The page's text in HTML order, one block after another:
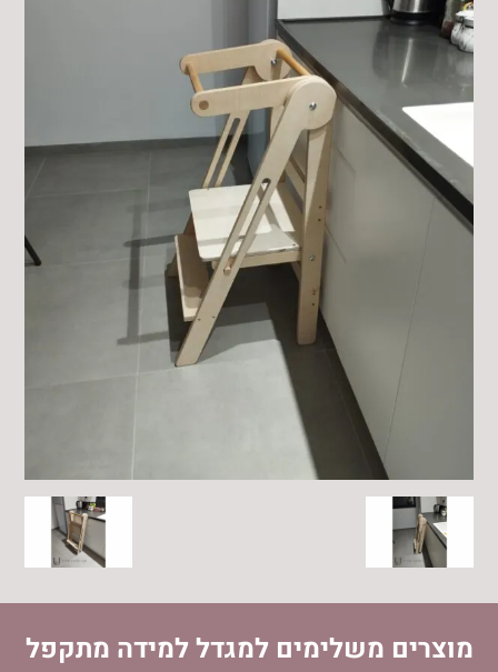
מוצרים משלימים למגדל למידה מתקפל